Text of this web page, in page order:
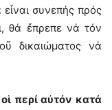
συνεπής πρός
θά ἔπρεπε νά τόν
δικαιώματος νά
περί αὐτόν κατά